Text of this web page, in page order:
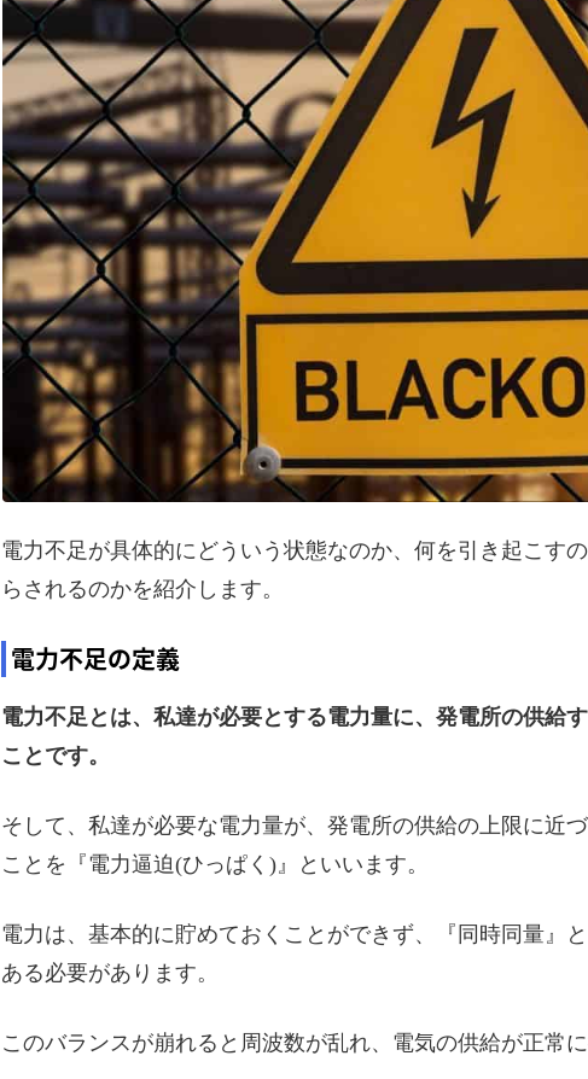
電力不足が具体的にどういう状態なのか、何を引き起こす
らされるのかを紹介します。
電力不足の定義
電力不足とは、私達が必要とする電力量に、発電所の供給
ことです。
そして、私達が必要な電力量が、発電所の供給の上限に近
ことを『電力逼迫(ひっぱく)』といいます。
電力は、基本的に貯めておくことができず、『同時同量』
ある必要があります。
このバランスが崩れると周波数が乱れ、電気の供給が正常